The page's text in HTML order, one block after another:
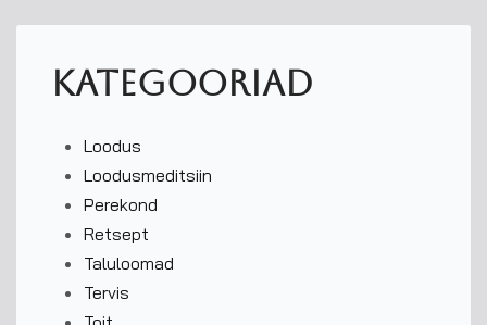
kategooriad
Loodus
Loodusmeditsiin
Perekond
Retsept
Taluloomad
Tervis